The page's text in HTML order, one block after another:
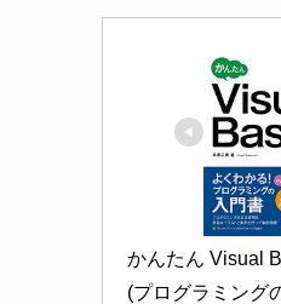
かんたん Visual
(プログラミング